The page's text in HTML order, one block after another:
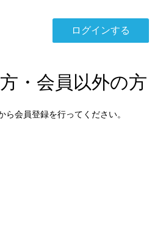
・会員以外の方
会員登録を行ってください。